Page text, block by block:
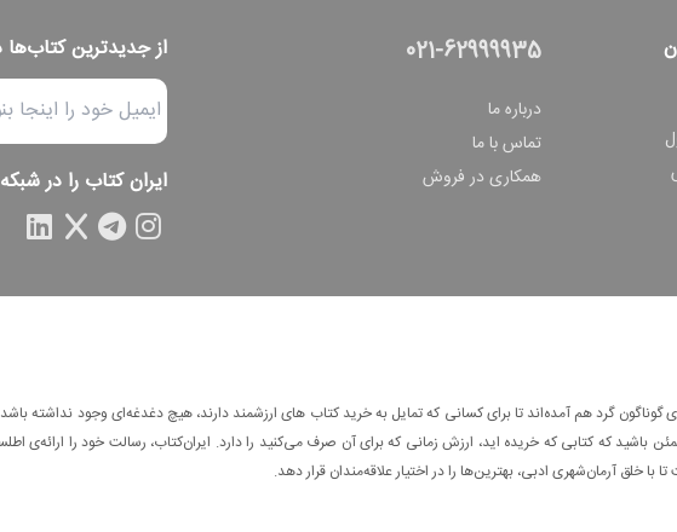
021-62999935
درباره ما
تماس با ما
همکاری در فروش
از جدیدترین کتاب‌ها
ایران کتاب را در
گرد هم آمده‌اند تا برای کسانی که تمایل به خرید کتاب های ارزشمند دارند، هیچ دغدغه‌ای وجود نداشته
که کتابی که خریده اید، ارزش زمانی که برای آن صرف می‌کنید را دارد. ایران‌کتاب، رسالت خود را ارائه‌ی
خلق آرمان‌شهری ادبی، بهترین‌ها را در اختیار علاقه‌مندان قرار دهد.